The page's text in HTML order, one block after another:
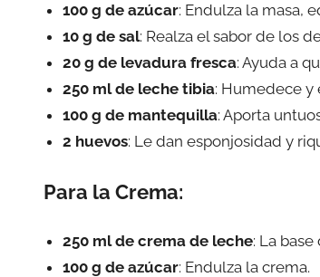
100 g de azúcar: Endulza la masa,
10 g de sal: Realza el sabor de los
20 g de levadura fresca: Ayuda a
250 ml de leche tibia: Humedece y
100 g de mantequilla: Aporta
2 huevos: Le dan esponjosidad y
Para la Crema:
250 ml de crema de leche: La
100 g de azúcar: Endulza la crema.